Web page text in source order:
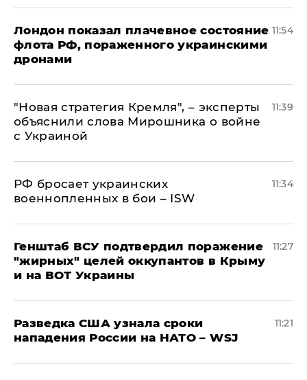
Лондон показал плачевное состояние
флота РФ, пораженного украинскими
дронами
11:54
"Новая стратегия Кремля", – эксперты
объяснили слова Мирошника о войне
с Украиной
11:39
РФ бросает украинских
военнопленных в бои – ISW
11:34
Генштаб ВСУ подтвердил поражение
"жирных" целей оккупантов в Крыму
и на ВОТ Украины
11:27
Разведка США узнала сроки
нападения России на НАТО – WSJ
11:21